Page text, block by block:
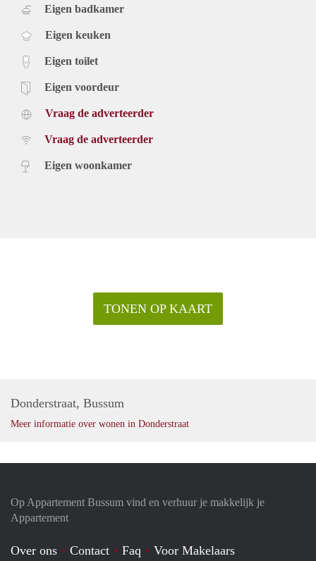
Eigen badkamer
Eigen keuken
Eigen toilet
Eigen voordeur
Vraag de adverteerder
Vraag de adverteerder
Eigen woonkamer
TONEN OP KAART
Donderstraat, Bussum
Meer informatie over wonen in Donderstraat
Op Appartement Bussum vind en verhuur je makkelijk je
Appartement
Over ons Contact Faq Voor Makelaars